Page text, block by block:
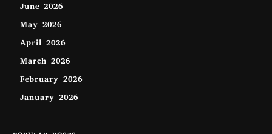
June 2026
May 2026
April 2026
March 2026
February 2026
January 2026